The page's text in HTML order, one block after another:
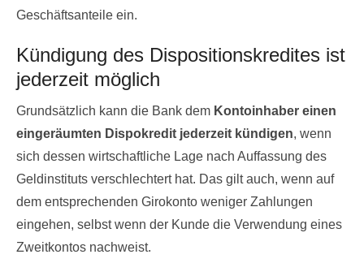
Geschäftsanteile ein.
Kündigung des Dispositionskredites ist
jederzeit möglich
Grundsätzlich kann die Bank dem Kontoinhaber einen
eingeräumten Dispokredit jederzeit kündigen, wenn
sich dessen wirtschaftliche Lage nach Auffassung des
Geldinstituts verschlechtert hat. Das gilt auch, wenn auf
dem entsprechenden Girokonto weniger Zahlungen
eingehen, selbst wenn der Kunde die Verwendung eines
Zweitkontos nachweist.